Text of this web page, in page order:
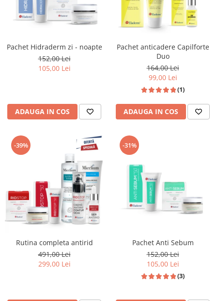
Pachet Hidraderm zi - noapte
152,00 Lei
105,00 Lei
ADAUGA IN COS
Pachet anticadere Capilforte
Duo
164,00 Lei
99,00 Lei
(1)
ADAUGA IN COS
-39%
Rutina completa antirid
491,00 Lei
299,00 Lei
-31%
Pachet Anti Sebum
152,00 Lei
105,00 Lei
(3)